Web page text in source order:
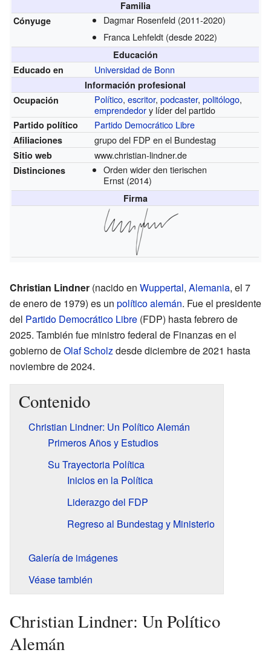
Familia
Cónyuge
Dagmar Rosenfeld (2011-2020)
Franca Lehfeldt (desde 2022)
Educación
Educado en
Universidad de Bonn
Información profesional
Ocupación
Político,escritor,podcaster,politólogo,
emprendedory líder del partido
Partido político Partido Democrático Libre
Afiliaciones grupo del FDP en el Bundestag
Sitio web www.christian-lindner.de
Distinciones
Orden wider den tierischen
Ernst (2014)
Firma
Christian Lindner (nacido en Wuppertal, Alemania, el 7
de enero de 1979) es un políticoalemán. Fue el presidente
del Partido Democrático Libre (FDP) hasta febrero de
2025. También fue ministro federal de Finanzas en el
gobierno deOlaf Scholzdesde diciembre de 2021 hasta
noviembre de 2024.
Contenido
Christian Lindner: Un Político Alemán
Primeros Años y Estudios
Su Trayectoria Política
Inicios en la Política
Liderazgo del FDP
Regreso al Bundestag y Ministerio
Galería de imágenes
Véase también
Christian Lindner: Un Político
Alemán